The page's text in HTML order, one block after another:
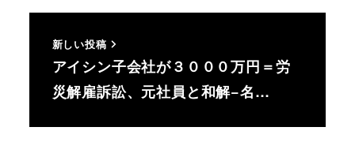
新しい投稿
アイシン子会社が３０００万円＝労
災解雇訴訟、元社員と和解−名…